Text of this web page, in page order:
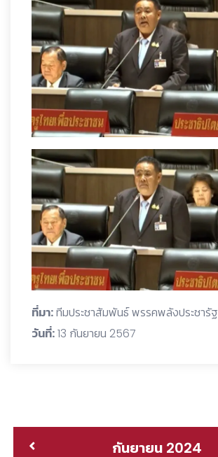
ที่มา:ทีมประชาสัมพันธ์ พรรคพลังประชารัฐ
วันที่:13 กันยายน 2567
กันยายน 2024